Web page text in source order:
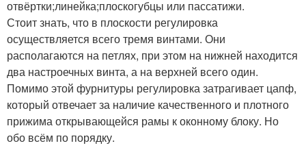
отвёртки;линейка;плоскогубцы или пассатижи.
Стоит знать, что в плоскости регулировка
осуществляется всего тремя винтами. Они
располагаются на петлях, при этом на нижней находится
два настроечных винта, а на верхней всего один.
Помимо этой фурнитуры регулировка затрагивает цапф,
который отвечает за наличие качественного и плотного
прижима открывающейся рамы к оконному блоку. Но
обо всём по порядку.